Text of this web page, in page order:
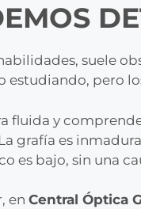
suele
pero
fluida y
grafía es
es bajo, sin una
en Central Óptica